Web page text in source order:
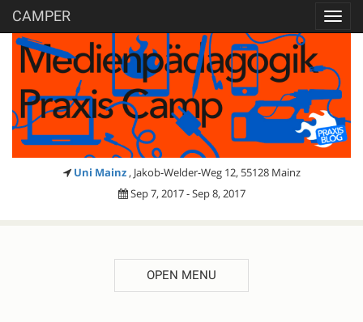
CAMPER
Uni Mainz , Jakob-Welder-Weg 12, 55128 Mainz
Sep 7, 2017 - Sep 8, 2017
OPEN MENU